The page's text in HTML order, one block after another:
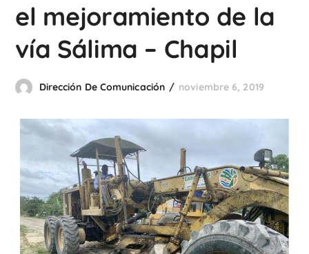
el mejoramiento de la
vía Sálima – Chapil
Dirección De Comunicación noviembre 6, 2019